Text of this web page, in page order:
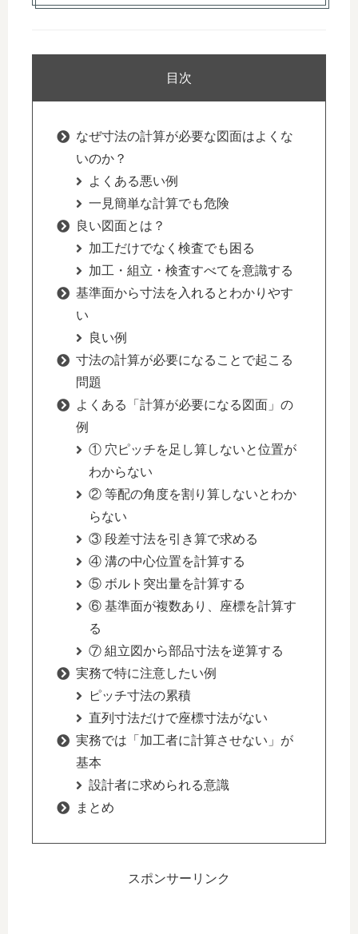
目次
なぜ寸法の計算が必要な図面はよくな
いのか？
よくある悪い例
一見簡単な計算でも危険
良い図面とは？
加工だけでなく検査でも困る
加工・組立・検査すべてを意識する
基準面から寸法を入れるとわかりやす
い
良い例
寸法の計算が必要になることで起こる
問題
よくある「計算が必要になる図面」の
例
① 穴ピッチを足し算しないと位置が
わからない
② 等配の角度を割り算しないとわか
らない
③ 段差寸法を引き算で求める
④ 溝の中心位置を計算する
⑤ ボルト突出量を計算する
⑥ 基準面が複数あり、座標を計算す
る
⑦ 組立図から部品寸法を逆算する
実務で特に注意したい例
ピッチ寸法の累積
直列寸法だけで座標寸法がない
実務では「加工者に計算させない」が
基本
設計者に求められる意識
まとめ
スポンサーリンク